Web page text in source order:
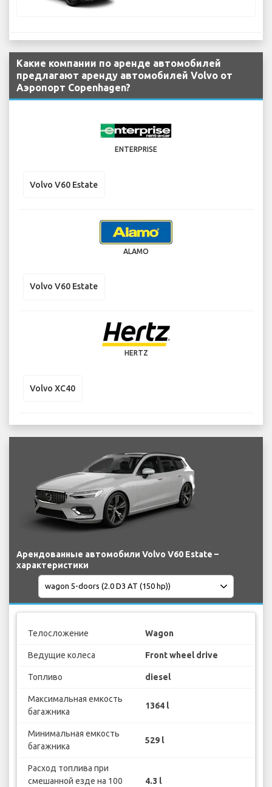
Какие компании по аренде автомобилей
предлагают аренду автомобилей Volvo от
Аэропорт Copenhagen?
ENTERPRISE
Volvo V60 Estate
ALAMO
Volvo V60 Estate
HERTZ
Volvo XC40
Арендованные автомобили Volvo V60 Estate –
характеристики
Телосложение Wagon
Ведущие колеса Front wheel drive
Топливо diesel
Максимальная емкость
багажника
1364 l
Минимальная емкость
багажника
529 l
Расход топлива при
смешанной езде на 100
4.3 l